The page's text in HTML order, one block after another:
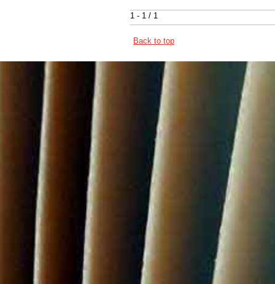
1 - 1 / 1
Back to top